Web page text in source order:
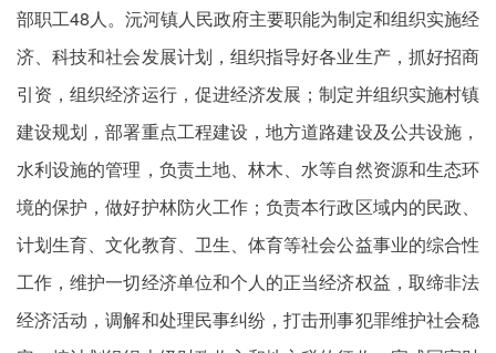
部职工48人。沅河镇人民政府主要职能为制定和组织实施经
济、科技和社会发展计划，组织指导好各业生产，抓好招商
引资，组织经济运行，促进经济发展；制定并组织实施村镇
建设规划，部署重点工程建设，地方道路建设及公共设施，
水利设施的管理，负责土地、林木、水等自然资源和生态环
境的保护，做好护林防火工作；负责本行政区域内的民政、
计划生育、文化教育、卫生、体育等社会公益事业的综合性
工作，维护一切经济单位和个人的正当经济权益，取缔非法
经济活动，调解和处理民事纠纷，打击刑事犯罪维护社会稳